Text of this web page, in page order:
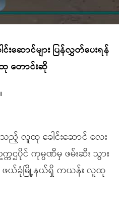
းဆောင်များ ပြန်လွှတ်ပေးရန်
တောင်းဆို
ည့် လူထု ခေါင်းဆောင် လေး
ဌပိုင် ကုမ္ပဏီမှ ဖမ်းဆီး သွား
ဖယ်ခုံမြို့နယ်ရှိ ကယန်း လူထု